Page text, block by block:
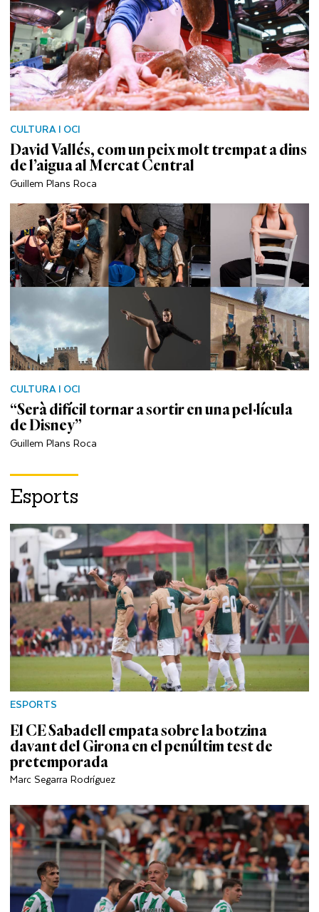
CULTURA I OCI
David Vallés, com un peix molt trempat a dins
de l’aigua al Mercat Central
Guillem Plans Roca
CULTURA I OCI
“Serà difícil tornar a sortir en una pel·lícula
de Disney”
Guillem Plans Roca
Esports
ESPORTS
El CE Sabadell empata sobre la botzina
davant del Girona en el penúltim test de
pretemporada
Marc Segarra Rodríguez